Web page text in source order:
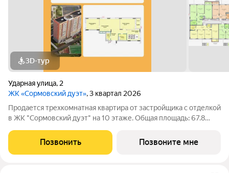
3D-тур
Ударная улица, 2
ЖК «Сормовский дуэт», 3 квартал 2026
Продается трехкомнатная квартира от застройщика с отделкой
в ЖК "Сормовский дуэт" на 10 этаже. Общая площадь: 67.8
18.5 кв.м. Квартира угловая, идеально подойдет любителям
тишины и
Позвонить Позвоните мне